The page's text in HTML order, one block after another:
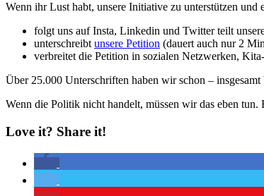
Wenn ihr Lust habt, unsere Initiative zu unterstützen
folgt uns auf Insta, Linkedin und Twitter teilt
unterschreibt unsere Petition (dauert auch nur 2
verbreitet die Petition in sozialen Netzwerken,
Über 25.000 Unterschriften haben wir schon –
Wenn die Politik nicht handelt, müssen wir das eben
Love it? Share it!